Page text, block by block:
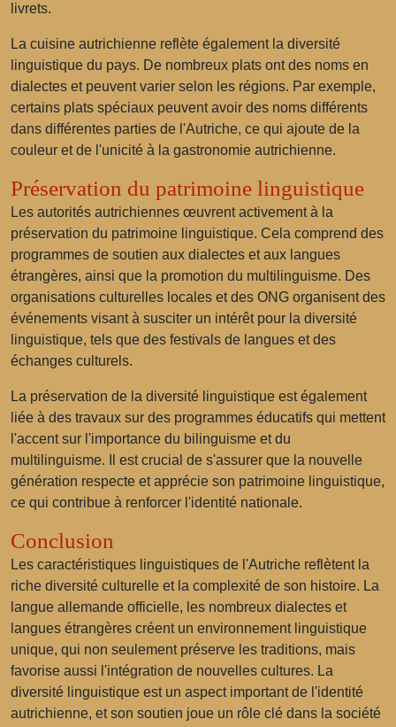
livrets.
La cuisine autrichienne reflète également la diversité
linguistique du pays. De nombreux plats ont des noms en
dialectes et peuvent varier selon les régions. Par exemple,
certains plats spéciaux peuvent avoir des noms différents
dans différentes parties de l'Autriche, ce qui ajoute de la
couleur et de l'unicité à la gastronomie autrichienne.
Préservation du patrimoine linguistique
Les autorités autrichiennes œuvrent activement à la
préservation du patrimoine linguistique. Cela comprend des
programmes de soutien aux dialectes et aux langues
étrangères, ainsi que la promotion du multilinguisme. Des
organisations culturelles locales et des ONG organisent des
événements visant à susciter un intérêt pour la diversité
linguistique, tels que des festivals de langues et des
échanges culturels.
La préservation de la diversité linguistique est également
liée à des travaux sur des programmes éducatifs qui mettent
l'accent sur l'importance du bilinguisme et du
multilinguisme. Il est crucial de s'assurer que la nouvelle
génération respecte et apprécie son patrimoine linguistique,
ce qui contribue à renforcer l'identité nationale.
Conclusion
Les caractéristiques linguistiques de l'Autriche reflètent la
riche diversité culturelle et la complexité de son histoire. La
langue allemande officielle, les nombreux dialectes et
langues étrangères créent un environnement linguistique
unique, qui non seulement préserve les traditions, mais
favorise aussi l'intégration de nouvelles cultures. La
diversité linguistique est un aspect important de l'identité
autrichienne, et son soutien joue un rôle clé dans la société